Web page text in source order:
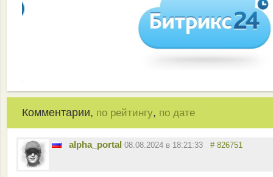
Комментарии, по рейтингу, по дате
alpha_portal 08.08.2024 в 18:21:33 # 826751